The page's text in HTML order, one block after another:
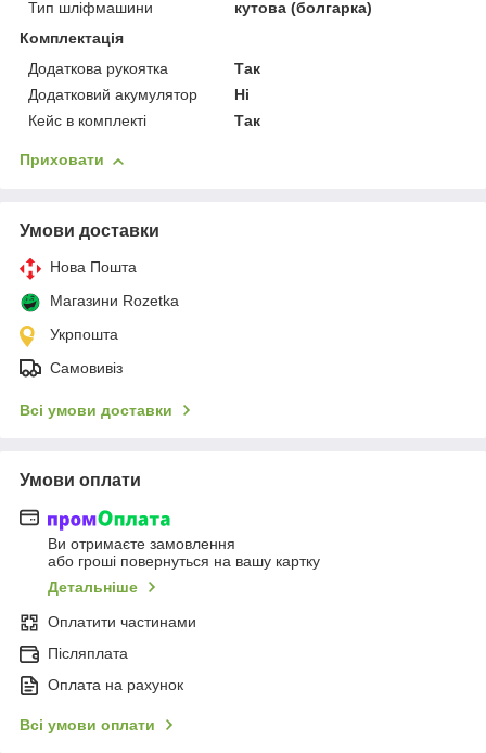
Тип шліфмашини
кутова (болгарка)
Комплектація
Додаткова рукоятка
Так
Додатковий акумулятор
Ні
Кейс в комплекті
Так
Приховати
Умови доставки
Нова Пошта
Магазини Rozetka
Укрпошта
Самовивіз
Всі умови доставки
Умови оплати
Ви отримаєте замовлення
або гроші повернуться на вашу картку
Детальніше
Оплатити частинами
Післяплата
Оплата на рахунок
Всі умови оплати